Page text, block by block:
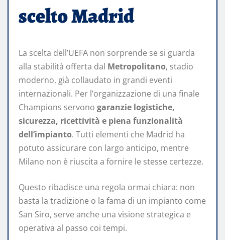
scelto Madrid
La scelta dell’UEFA non sorprende se si guarda
alla stabilità offerta dal Metropolitano, stadio
moderno, già collaudato in grandi eventi
internazionali. Per l’organizzazione di una finale
Champions servono garanzie logistiche,
sicurezza, ricettività e piena funzionalità
dell’impianto. Tutti elementi che Madrid ha
potuto assicurare con largo anticipo, mentre
Milano non è riuscita a fornire le stesse certezze.
Questo ribadisce una regola ormai chiara: non
basta la tradizione o la fama di un impianto come
San Siro, serve anche una visione strategica e
operativa al passo coi tempi.